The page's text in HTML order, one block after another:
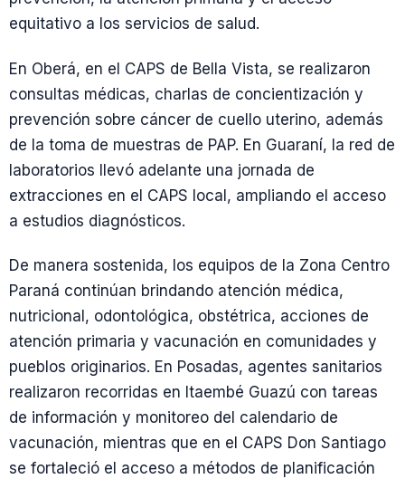
equitativo a los servicios de salud.
En Oberá, en el CAPS de Bella Vista, se realizaron
consultas médicas, charlas de concientización y
prevención sobre cáncer de cuello uterino, además
de la toma de muestras de PAP. En Guaraní, la red de
laboratorios llevó adelante una jornada de
extracciones en el CAPS local, ampliando el acceso
a estudios diagnósticos.
De manera sostenida, los equipos de la Zona Centro
Paraná continúan brindando atención médica,
nutricional, odontológica, obstétrica, acciones de
atención primaria y vacunación en comunidades y
pueblos originarios. En Posadas, agentes sanitarios
realizaron recorridas en Itaembé Guazú con tareas
de información y monitoreo del calendario de
vacunación, mientras que en el CAPS Don Santiago
se fortaleció el acceso a métodos de planificación